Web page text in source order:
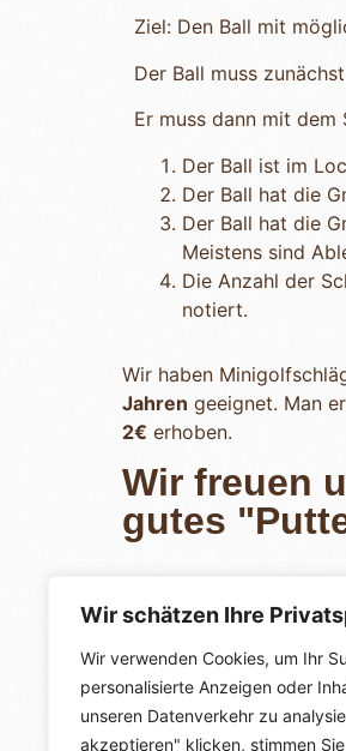
Wir schätzen Ihre
Wir verwenden Cookies, um Ihr
personalisierte Anzeigen oder
unseren Datenverkehr zu
akzeptieren" klicken, stimmen
Ziel: Den Ball mit
Der Ball muss
Er muss dann mit
Der Ball ist im
Der Ball hat die
Der Ball hat die
Meistens sind
Die Anzahl der
notiert.
Wir haben
Jahren geeignet. Man
2€ erhoben.
Wir freuen
gutes